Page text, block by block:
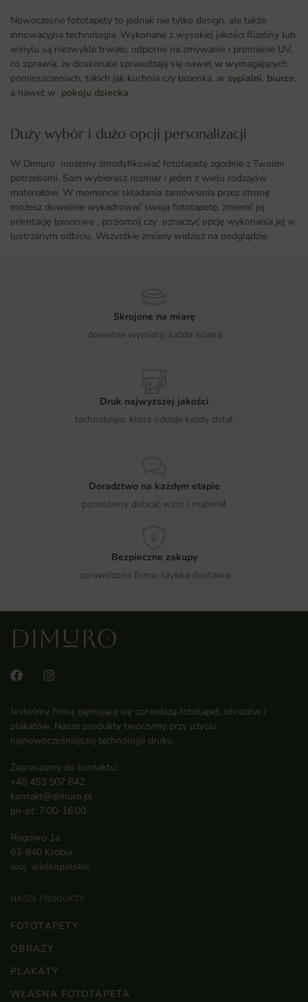
Nowoczesne fototapety to jednak nie tylko design, ale także
innowacyjna technologia. Wykonane z wysokiej jakości flizeliny lub
winylu są niezwykle trwałe, odporne na zmywanie i promienie UV,
co sprawia, że doskonale sprawdzają się nawet w wymagających
pomieszczeniach, takich jak kuchnia czy łazienka, w sypialni, biurze,
a nawet w pokoju dziecka,
Duży wybór i dużo opcji personalizacji ​
W Dimuro możemy zmodyfikować fototapetę zgodnie z Twoimi
potrzebami. Sam wybierasz rozmiar i jeden z wielu rodzajów
materiałów. W momencie składania zamówienia przez stronę
możesz dowolnie wykadrować swoją fototapetę, zmienić jej
orientację (pionowo , poziomo) czy oznaczyć opcję wykonania jej w
lustrzanym odbiciu. Wszystkie zmiany widzisz na podglądzie.
Skrojone na miarę
dowolne wymiary, każda ściana
Druk najwyższej jakości
technologia, która oddaje każdy detal
Doradztwo na każdym etapie
pomożemy dobrać wzór i materiał
Bezpieczne zakupy
sprawdzona firma, szybka dostawa
Jesteśmy firmą zajmującą się sprzedażą fototapet, obrazów i
plakatów. Nasze produkty tworzymy przy użyciu
najnowocześniejszej technologii druku.
Zapraszamy do kontaktu:
+48 453 507 842
kontakt@dimuro.pl
pn-pt: 7:00-16:00
Rogowo 1a
63-840 Krobia
woj. wielkopolskie
NASZE PRODUKTY
FOTOTAPETY
OBRAZY
PLAKATY
WŁASNA FOTOTAPETA